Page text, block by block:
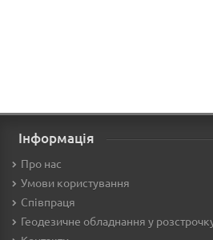
Інформація
Про нас
Умови користування
Співпраця
Геодезичне обладнання у